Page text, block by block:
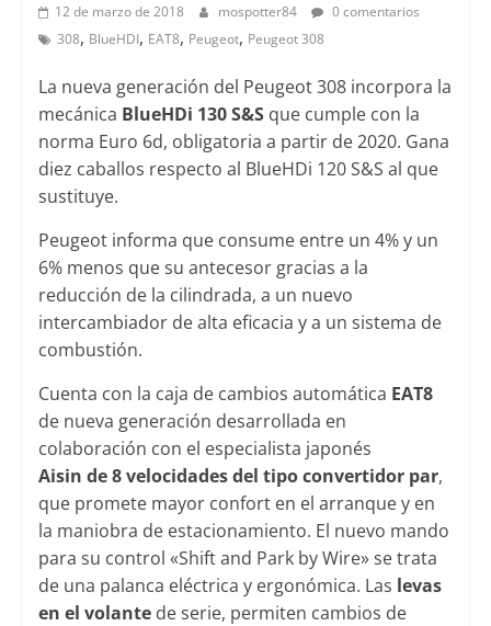
12 de marzo de 2018 mospotter84
0 comentarios
308, BlueHDI, EAT8, Peugeot, Peugeot 308
La nueva generación del Peugeot 308 incorpora la
mecánica BlueHDi 130 S&Sque cumple con la
norma Euro 6d, obligatoria a partir de 2020. Gana
diez caballos respecto al BlueHDi 120 S&S al que
sustituye.
Peugeot informa que consume entre un 4% y un
6% menos que su antecesor gracias a la
reducción de la cilindrada, a un nuevo
intercambiador de alta eficacia y a un sistema de
combustión.
Cuenta con la caja de cambios automática EAT8
de nueva generación desarrollada en
colaboración con el especialista japonés
Aisin de 8 velocidades del tipo convertidor par,
que promete mayor confort en el arranque y en
la maniobra de estacionamiento. El nuevo mando
para su control «Shift and Park by Wire» se trata
de una palanca eléctrica y ergonómica. Las levas
en el volantede serie, permiten cambios de